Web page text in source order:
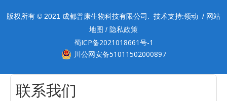
版权所有 © 2021 成都普康生物科技有限公司. 技术支持:领动 / 网站
地图 / 隐私政策
蜀ICP备2021018661号-1
川公网安备51011502000897
联系我们